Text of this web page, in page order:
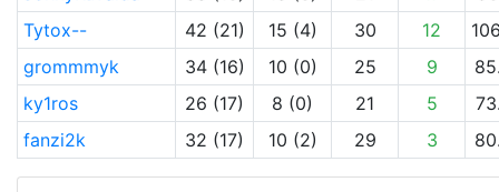
Tytox--
42 (21) 15 (4) 30 12
grommmyk
34 (16) 10 (0) 25 9
ky1ros
26 (17) 8 (0) 21 5
fanzi2k
32 (17) 10 (2) 29 3